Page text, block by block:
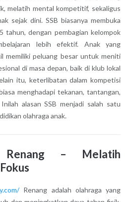
melatih mental kompetitif, sekaligus
sejak dini. SSB biasanya membuka
tahun, dengan pembagian kelompok
lebih efektif. Anak yang
memiliki peluang besar untuk meniti
di masa depan, baik di klub lokal
itu, keterlibatan dalam kompetisi
menghadapi tekanan, tantangan,
alasan SSB menjadi salah satu
olahraga anak.
Renang – Melatih
Renang adalah olahraga yang